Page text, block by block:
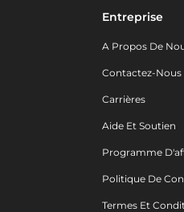
Entreprise
A Propos De
Contactez-Nous
Carrières
Aide Et Soutien
Programme
Politique De
Termes Et